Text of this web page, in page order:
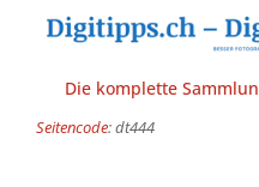
Die komplette
Seitencode: dt444